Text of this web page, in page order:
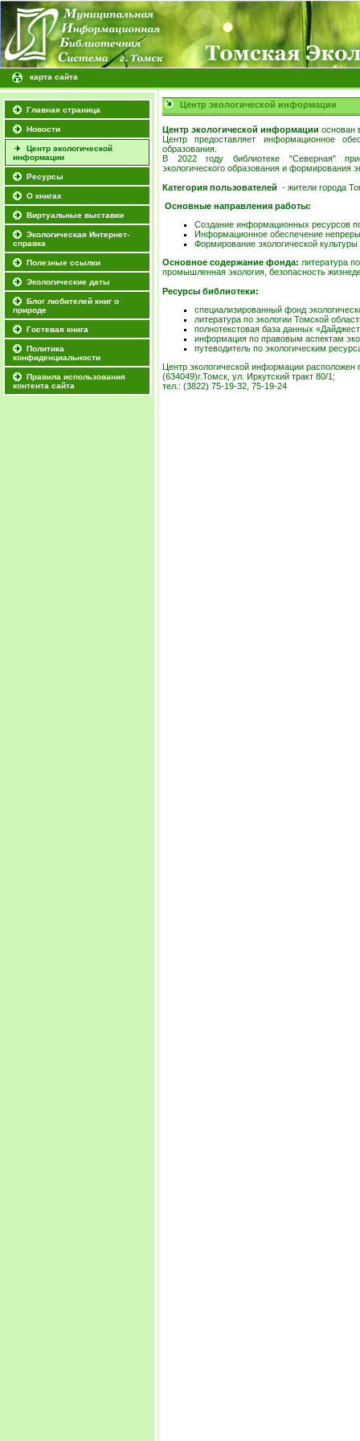
карта сайта
Главная страница
Новости
Центр экологической
информации
Ресурсы
О книгах
Виртуальные выставки
Экологическая Интернет-
справка
Полезные ссылки
Экологические даты
Блог любителей книг о
природе
Гостевая книга
Политика
конфиденциальности
Правила использования
контента сайта
Центр экологической информации
Центр экологической информации основан
Центр предоставляет информационное
образования.
В 2022 году библиотеке "Северная"
экологического образования и формирования
Категория пользователей - жители города
Основные направления работы:
Создание информационных ресурсов
Информационное обеспечение
Формирование экологической культуры
Основное содержание фонда: литература
промышленная экология, безопасность
Ресурсы библиотеки:
специализированный фонд
литература по экологии Томской
полнотекстовая база данных
информация по правовым аспектам
путеводитель по экологическим
Центр экологической информации расположен
(634049)г.Томск, ул. Иркутский тракт 80/1;
тел.: (3822) 75-19-32, 75-19-24